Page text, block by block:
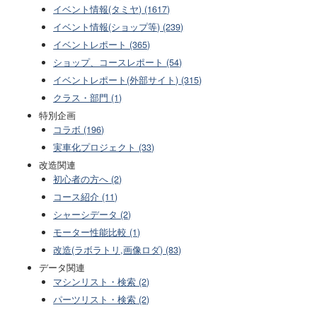
イベント情報(タミヤ) (1617)
イベント情報(ショップ等) (239)
イベントレポート (365)
ショップ、コースレポート (54)
イベントレポート(外部サイト) (315)
クラス・部門 (1)
特別企画
コラボ (196)
実車化プロジェクト (33)
改造関連
初心者の方へ (2)
コース紹介 (11)
シャーシデータ (2)
モーター性能比較 (1)
改造(ラボラトリ,画像ロダ) (83)
データ関連
マシンリスト・検索 (2)
パーツリスト・検索 (2)